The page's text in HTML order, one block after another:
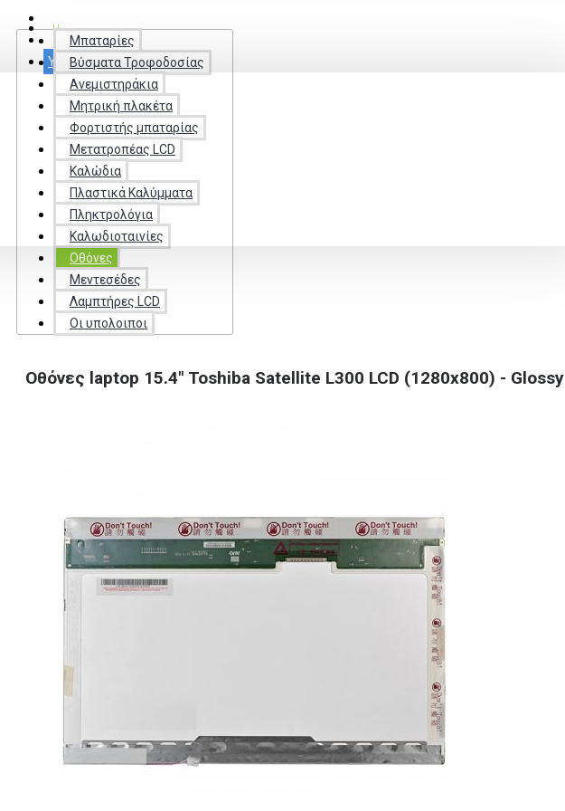
ΕΠΑΦΈΣ
ΚΑΛΏΔΙΑ
ΥΠΗΡΕΣΊΕΣ
Μπαταρίες
Βύσματα Τροφοδοσίας
Ανεμιστηράκια
Μητρική πλακέτα
Φορτιστής μπαταρίας
Μετατροπέας LCD
Καλώδια
Πλαστικά Καλύμματα
Πληκτρολόγια
Καλωδιοταινίες
Οθόνες
Μεντεσέδες
Λαμπτήρες LCD
Οι υπολοιποι
Οθόνες laptop 15.4" Toshiba Satellite L300 LCD (1280x800) - Glossy